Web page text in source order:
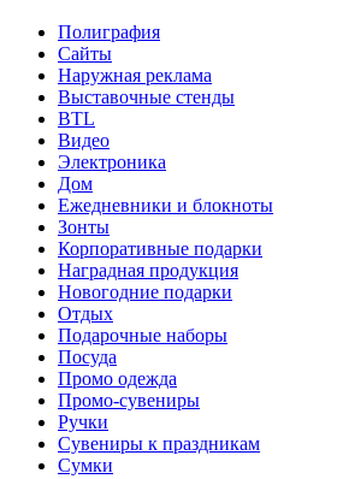
Полиграфия
Сайты
Наружная реклама
Выставочные стенды
BTL
Видео
Электроника
Дом
Ежедневники и блокноты
Зонты
Корпоративные подарки
Наградная продукция
Новогодние подарки
Отдых
Подарочные наборы
Посуда
Промо одежда
Промо-сувениры
Ручки
Сувениры к праздникам
Сумки